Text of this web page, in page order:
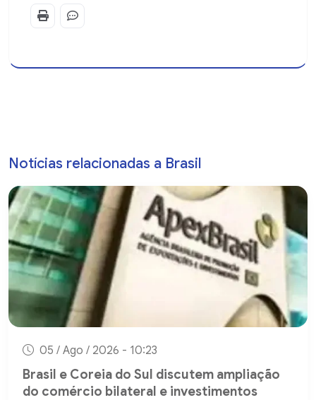
Notícias relacionadas a Brasil
05 / Ago / 2026 - 10:23
Brasil e Coreia do Sul discutem ampliação
do comércio bilateral e investimentos